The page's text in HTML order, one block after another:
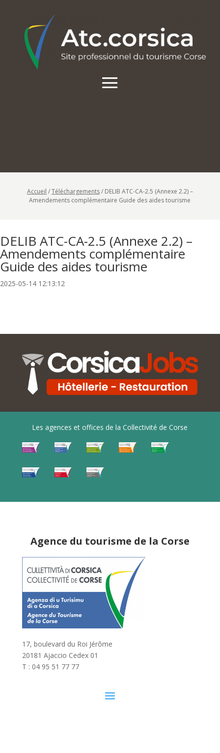
Accueil /Téléchargements/ DELIB ATC-CA-2.5 (Annexe 2.2) –
Amendements complémentaire Guide des aides tourisme
DELIB ATC-CA-2.5 (Annexe 2.2) –
Amendements complémentaire
Guide des aides tourisme
2025-05-14 12:13:12
Les agences et offices de la Collectivité de Corse
Agence du tourisme de la Corse
17, boulevard du Roi Jérôme
20181 Ajaccio Cedex 01
T : 04 95 51 77 77